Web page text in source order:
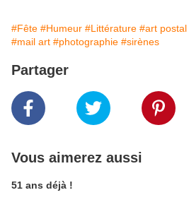
#Fête #Humeur #Littérature #art postal
#mail art #photographie #sirènes
Partager
Vous aimerez aussi
51 ans déjà !